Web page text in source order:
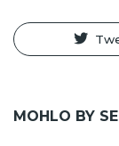
MOHLO BY